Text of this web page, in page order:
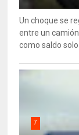
Un choque se
entre un
como saldo solo
7